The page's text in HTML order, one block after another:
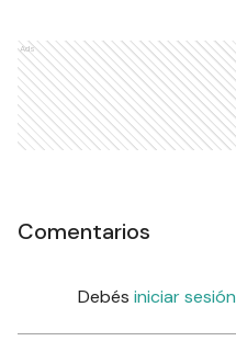
Ads
Comentarios
Debés iniciar sesión